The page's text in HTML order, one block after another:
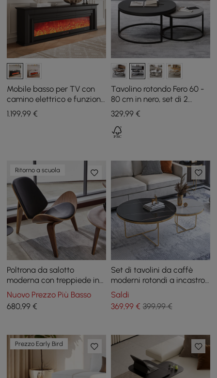
Mobile basso per TV con
camino elettrico e funzione
telecomando in nero, 200
cm
1.199,99 €
Tavolino rotondo Fero 60 -
80 cm in nero, set di 2
tavolini a incastro
329,99€
Ritorno a scuola
Poltrona da salotto
moderna con treppiede in
pelle nera (set di 2) con lato
singolo in noce
Nuovo Prezzo Più Basso
680,99 €
Set di tavolini da caffè
moderni rotondi a incastro
in 2 pezzi con piano in
pietra bianca e nera con
base dorata
Saldi
369,99€ 399,99 €
Prezzo Early Bird